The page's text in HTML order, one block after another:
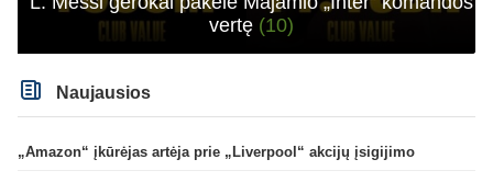
vertę (10)
Naujausios
„Amazon“ įkūrėjas artėja prie „Liverpool“ akcijų įsigijimo